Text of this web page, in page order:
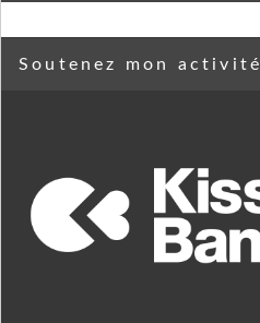
Soutenez mon activité